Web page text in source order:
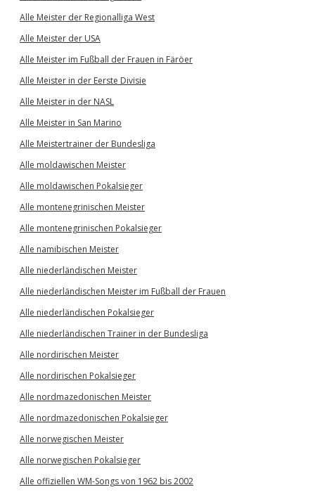
Alle Meister der Regionalliga West
Alle Meister der USA
Alle Meister im Fußball der Frauen in Färöer
Alle Meister in der Eerste Divisie
Alle Meister in der NASL
Alle Meister in San Marino
Alle Meistertrainer der Bundesliga
Alle moldawischen Meister
Alle moldawischen Pokalsieger
Alle montenegrinischen Meister
Alle montenegrinischen Pokalsieger
Alle namibischen Meister
Alle niederländischen Meister
Alle niederländischen Meister im Fußball der Frauen
Alle niederländischen Pokalsieger
Alle niederländischen Trainer in der Bundesliga
Alle nordirischen Meister
Alle nordirischen Pokalsieger
Alle nordmazedonischen Meister
Alle nordmazedonischen Pokalsieger
Alle norwegischen Meister
Alle norwegischen Pokalsieger
Alle offiziellen WM-Songs von 1962 bis 2002